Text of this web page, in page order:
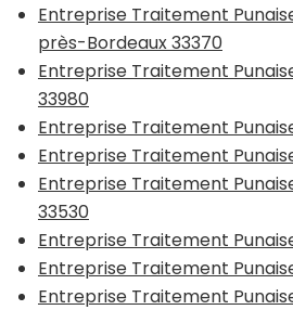
Entreprise Traitement
près-Bordeaux 33370
Entreprise Traitement
33980
Entreprise Traitement
Entreprise Traitement
Entreprise Traitement
33530
Entreprise Traitement
Entreprise Traitement
Entreprise Traitement